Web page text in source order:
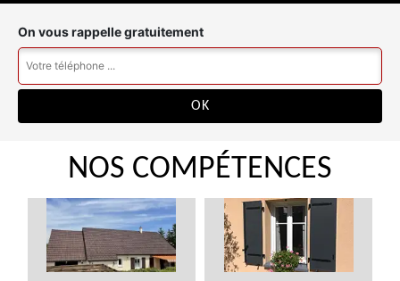
On vous rappelle gratuitement
NOS COMPÉTENCES